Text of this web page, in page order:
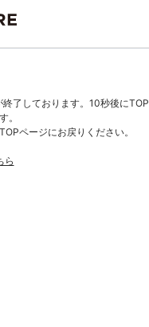
了しております。10秒後にTOP
。
ページにお戻りください。
ら